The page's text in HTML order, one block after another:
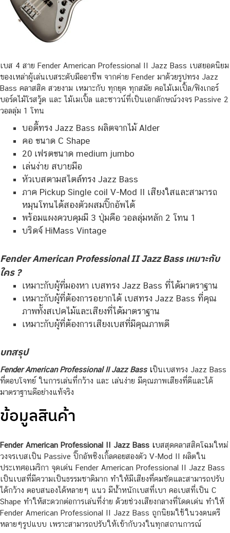
เบส 4 สาย Fender American Professional II Jazz Bass เบสยอดนิยม
ของเหล่าผู้เล่นเบสระดับมืออาชีพ จากค่าย Fender มาด้วยรูปทรง Jazz
Bass คลาสสิค สวยงาม เหมาะกับ ทุกยุค ทุกสมัย คอไม้เมเปิ้ล/ฟิงเกอร์
บอร์ดไม้โรสวู้ด และ ไม้เมเปิ้ล และซาวน์ที่เป็นเอกลักษณ์วงจร Passive 2
วอลลุ่ม 1 โทน
บอดี้ทรง Jazz Bass ผลิตจากไม้ Alder
คอ ขนาด C Shape
20 เฟรตขนาด medium jumbo
เล่นง่าย สบายมือ
หัวเบสตามสไตล์ทรง Jazz Bass
ภาค Pickup Single coil V-Mod II เสียงใสและสามารถ
หมุนโทนได้สองตัวผสมปิ๊กอัพได้
พร้อมแผงควบคุมมี 3 ปุ่มคือ วอลลุ่มหลัก 2 โทน 1
บริดจ์ HiMass Vintage
Fender American Professional II Jazz Bass เหมาะกับ
ใคร ?
เหมาะกับผู้ที่มองหา เบสทรง Jazz Bass ที่ได้มาตราฐาน
เหมาะกับผู้ที่ต้องการอยากได้ เบสทรง Jazz Bass ที่คุณ
ภาพทั้งสเปคไม้และเสียงที่ได้มาตราฐาน
เหมาะกับผู้ที่ต้องการเสียงเบสที่มีคุณภาพดี
บทสรุป
Fender American Professional II Jazz Bass เป็นเบสทรง Jazz Bass
ที่ตอบโจทย์ ในการเล่นที่กว้าง และ เล่นง่าย มีคุณภาพเสียงที่ดีและได้
มาตราฐานดีอย่างแท้จริง
ข้อมูลสินค้า
Fender American Professional II Jazz Bass เบสสุดคลาสสิคโฉมใหม่
วงจรเบสเป็น Passive ปิ๊กอัพซิงเกิ้ลคอยสองตัว V-Mod II ผลิตใน
ประเทศอเมริกา จุดเด่น Fender American Professional II Jazz Bass
เป็นเบสที่มีความเป็นธรรมชาติมาก ทำให้มีเสียงที่คมชัดและสามารถปรับ
ได้กว้าง ตอบสนองได้หลายๆ แนว มีน้ำหนักเบสที่เบา คอเบสที่เป็น C
Shape ทำให้สะดวกต่อการเล่นที่ง่าย ด้วยช่วงเสียงกลางที่โดดเด่น ทำให้
Fender American Professional II Jazz Bass ถูกนิยมใช้ในวงดนตรี
หลายๆรูปแบบ เพราะสามารถปรับให้เข้ากับวงในทุกสถานการณ์